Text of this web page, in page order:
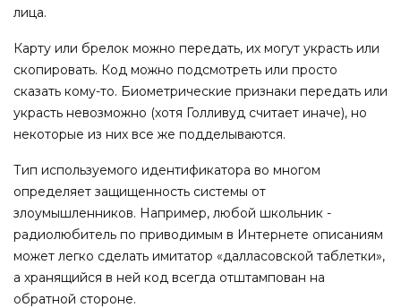
лица.
Карту или брелок можно передать, их могут украсть или
скопировать. Код можно подсмотреть или просто
сказать кому-то. Биометрические признаки передать или
украсть невозможно (хотя Голливуд считает иначе), но
некоторые из них все же подделываются.
Тип используемого идентификатора во многом
определяет защищенность системы от
злоумышленников. Например, любой школьник -
радиолюбитель по приводимым в Интернете описаниям
может легко сделать имитатор «далласовской таблетки»,
а хранящийся в ней код всегда отштампован на
обратной стороне.